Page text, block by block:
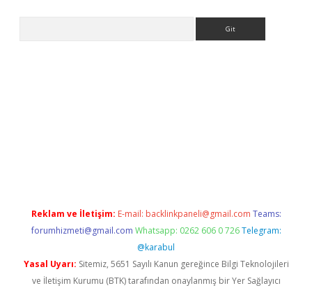
Reklam ve İletişim: E-mail: backlinkpaneli@gmail.com Teams:
forumhizmeti@gmail.com Whatsapp: 0262 606 0 726 Telegram:
@karabul
Yasal Uyarı: Sitemiz, 5651 Sayılı Kanun gereğince Bilgi Teknolojileri
ve İletişim Kurumu (BTK) tarafından onaylanmış bir Yer Sağlayıcı